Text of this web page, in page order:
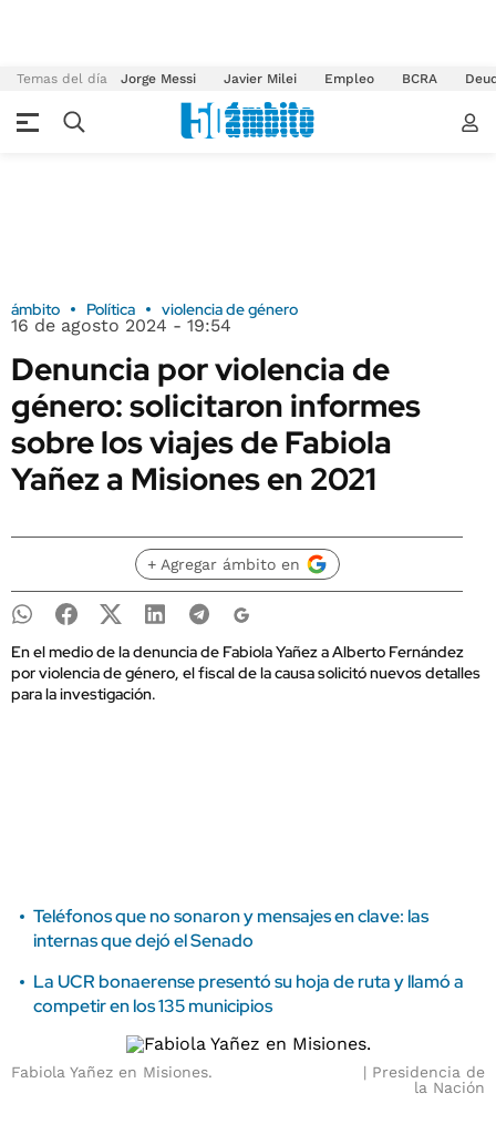
Temas del día Jorge Messi Javier Milei Empleo BCRA
ámbito Política violencia de género
16 de agosto 2024 - 19:54
Denuncia por violencia de
género: solicitaron informes
sobre los viajes de Fabiola
Yañez a Misiones en 2021
+ Agregar ámbito en
En el medio de la denuncia de Fabiola Yañez a Alberto Fernández
por violencia de género, el fiscal de la causa solicitó nuevos detalles
para la investigación.
Teléfonos que no sonaron y mensajes en clave: las
internas que dejó el Senado
La UCR bonaerense presentó su hoja de ruta y llamó a
competir en los 135 municipios
Fabiola Yañez en Misiones.
Presidencia de
la Nación